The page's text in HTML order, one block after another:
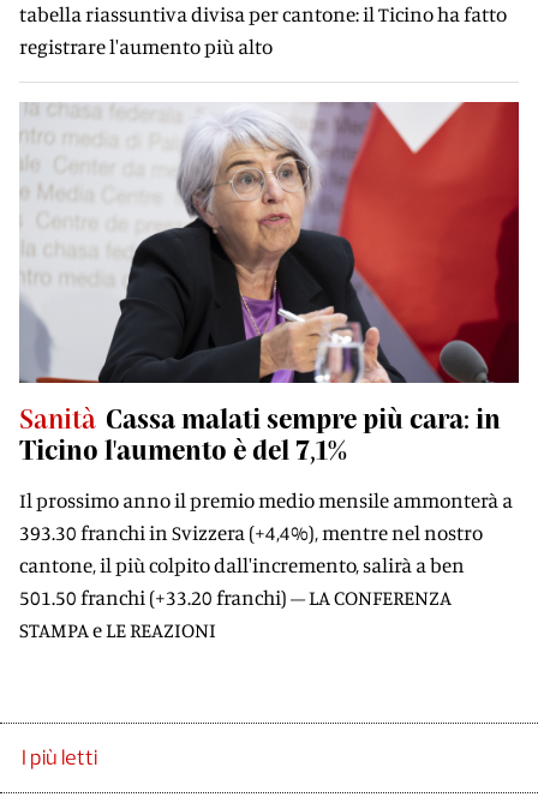
tabella riassuntiva divisa per cantone: il Ticino ha fatto
registrare l'aumento più alto
Sanità Cassa malati sempre più cara: in
Ticino l'aumento è del 7,1%
Il prossimo anno il premio medio mensile ammonterà a
393.30 franchi in Svizzera (+4,4%), mentre nel nostro
cantone, il più colpito dall'incremento, salirà a ben
501.50 franchi (+33.20 franchi) – LA CONFERENZA
STAMPA e LE REAZIONI
I più letti